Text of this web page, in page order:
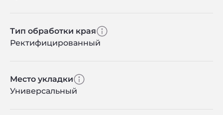
Тип обработки края
Ректифицированный
Место укладки
Универсальный